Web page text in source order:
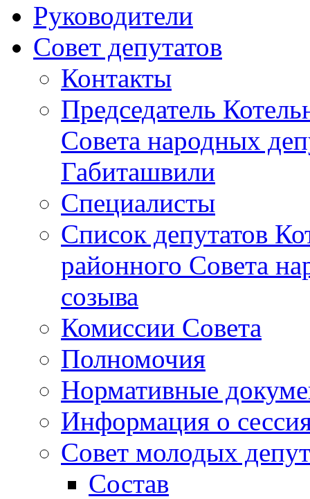
Руководители
Совет депутатов
Контакты
Председатель
Совета народных
Габиташвили
Специалисты
Список депутатов
районного Совета
созыва
Комиссии Совета
Полномочия
Нормативные
Информация о
Совет молодых
Состав